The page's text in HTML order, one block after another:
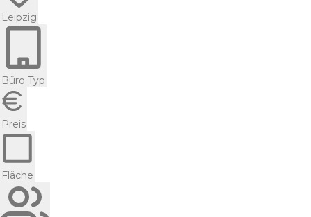
Leipzig
Büro Typ
Preis
Fläche